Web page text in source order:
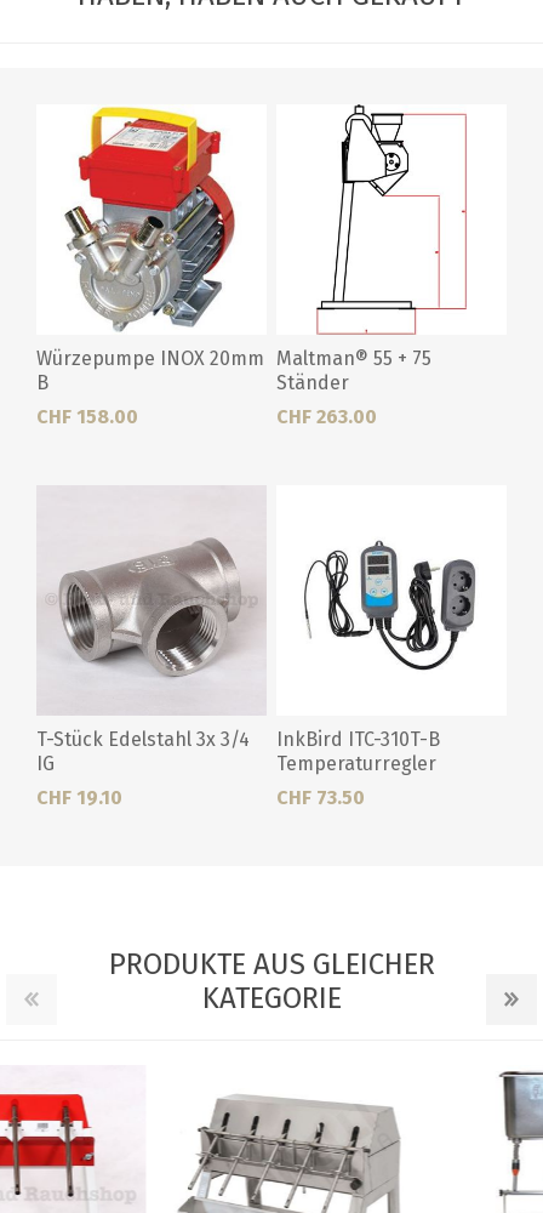
Würzepumpe INOX 20mm
B
CHF 158.00
Maltman® 55 + 75
Ständer
CHF 263.00
T-Stück Edelstahl 3x 3/4
IG
CHF 19.10
InkBird ITC-310T-B
Temperaturregler
CHF 73.50
PRODUKTE AUS GLEICHER
KATEGORIE